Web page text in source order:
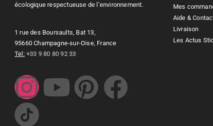
écologique respectueuse de l’environnement.
1 rue des Boursaults, Bat 13,
95660 Champagne-sur-Oise, France
Tel: +33 9 80 80 92 33
Mes
Aide &
Livraison
Les Actus